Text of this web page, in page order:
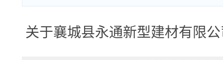
关于襄城县永通新型建材有限